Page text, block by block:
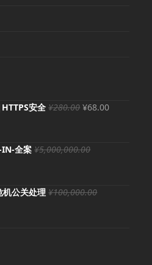
安全 ¥280.00 原
¥280.00。
¥68.00当
IN-全案 ¥5,000,000.00
机公关处理 ¥100,000.00